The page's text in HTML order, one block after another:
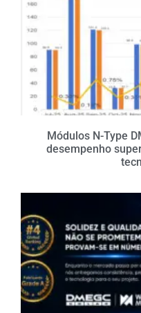
Módulos N-Type
desempenho